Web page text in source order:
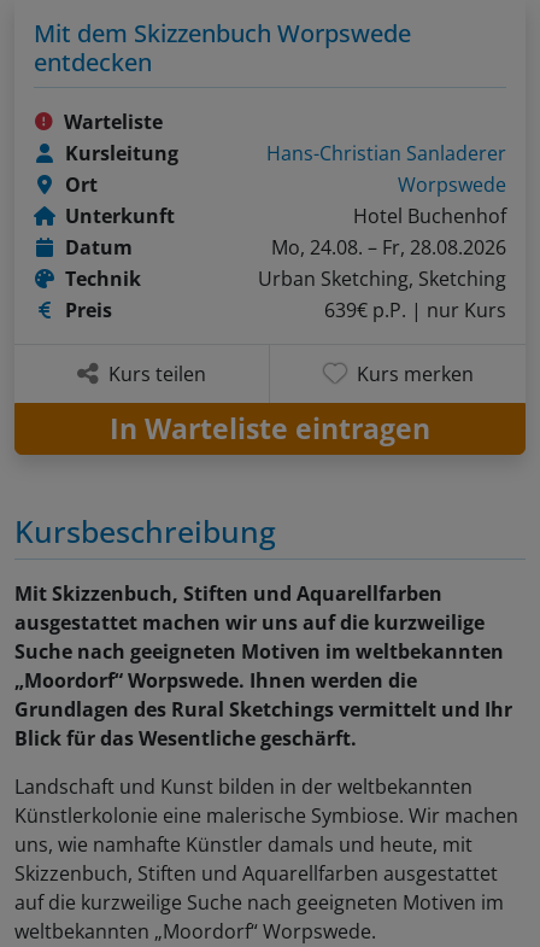
Kursbeschreibung
Mit Skizzenbuch, Stiften und Aquarellfarben
ausgestattet machen wir uns auf die kurzweilige
Suche nach geeigneten Motiven im weltbekannten
„Moordorf“ Worpswede. Ihnen werden die
Grundlagen des Rural Sketchings vermittelt und Ihr
Blick für das Wesentliche geschärft.
Landschaft und Kunst bilden in der weltbekannten
Künstlerkolonie eine malerische Symbiose. Wir machen
uns, wie namhafte Künstler damals und heute, mit
Skizzenbuch, Stiften und Aquarellfarben ausgestattet
auf die kurzweilige Suche nach geeigneten Motiven im
weltbekannten „Moordorf“ Worpswede.
Mit dem Skizzenbuch Worpswede
entdecken
Warteliste
Kursleitung
Hans-Christian Sanladerer
Ort
Worpswede
Unterkunft
Hotel Buchenhof
Datum
Mo, 24.08. – Fr, 28.08.2026
Technik
Urban Sketching, Sketching
Preis
639€ p.P. | nur Kurs
Kurs teilen Kurs merken
In Warteliste eintragen